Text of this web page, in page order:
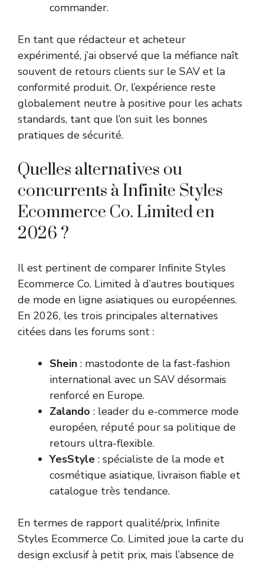
commander.
En tant que rédacteur et acheteur
expérimenté, j’ai observé que la méfiance naît
souvent de retours clients sur le SAV et la
conformité produit. Or, l’expérience reste
globalement neutre à positive pour les achats
standards, tant que l’on suit les bonnes
pratiques de sécurité.
Quelles alternatives ou
concurrents à Infinite Styles
Ecommerce Co. Limited en
2026 ?
Il est pertinent de comparer Infinite Styles
Ecommerce Co. Limited à d’autres boutiques
de mode en ligne asiatiques ou européennes.
En 2026, les trois principales alternatives
citées dans les forums sont :
Shein : mastodonte de la fast-fashion
international avec un SAV désormais
renforcé en Europe.
Zalando : leader du e-commerce mode
européen, réputé pour sa politique de
retours ultra-flexible.
YesStyle : spécialiste de la mode et
cosmétique asiatique, livraison fiable et
catalogue très tendance.
En termes de rapport qualité/prix, Infinite
Styles Ecommerce Co. Limited joue la carte du
design exclusif à petit prix, mais l’absence de